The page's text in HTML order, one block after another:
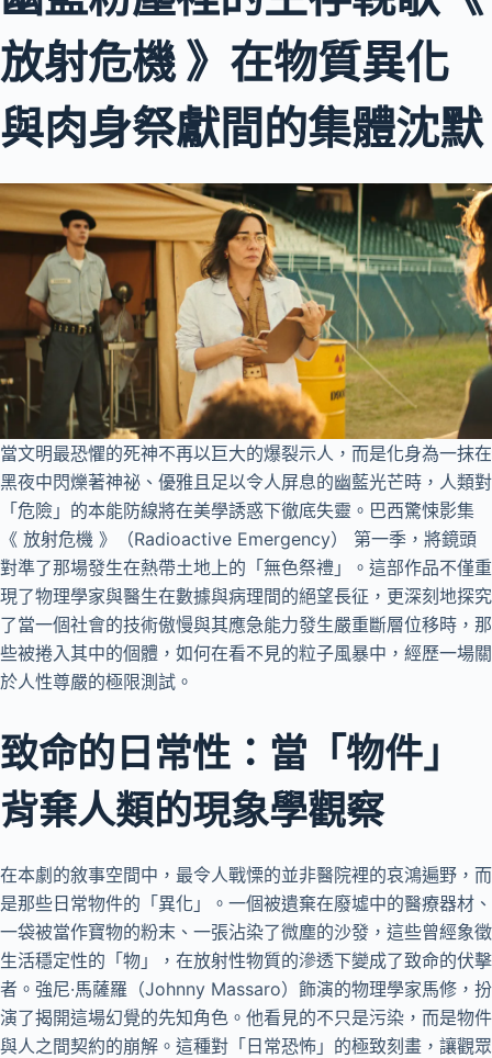
放射危機 》在物質異化
與肉身祭獻間的集體沈默
當文明最恐懼的死神不再以巨大的爆裂示人，而是化身為一抹在
黑夜中閃爍著神祕、優雅且足以令人屏息的幽藍光芒時，人類對
「危險」的本能防線將在美學誘惑下徹底失靈。巴西驚悚影集
《 放射危機 》（Radioactive Emergency） 第一季，將鏡頭
對準了那場發生在熱帶土地上的「無色祭禮」。這部作品不僅重
現了物理學家與醫生在數據與病理間的絕望長征，更深刻地探究
了當一個社會的技術傲慢與其應急能力發生嚴重斷層位移時，那
些被捲入其中的個體，如何在看不見的粒子風暴中，經歷一場關
於人性尊嚴的極限測試。
致命的日常性：當「物件」
背棄人類的現象學觀察
在本劇的敘事空間中，最令人戰慄的並非醫院裡的哀鴻遍野，而
是那些日常物件的「異化」。一個被遺棄在廢墟中的醫療器材、
一袋被當作寶物的粉末、一張沾染了微塵的沙發，這些曾經象徵
生活穩定性的「物」，在放射性物質的滲透下變成了致命的伏擊
者。強尼·馬薩羅（Johnny Massaro）飾演的物理學家馬修，扮
演了揭開這場幻覺的先知角色。他看見的不只是污染，而是物件
與人之間契約的崩解。這種對「日常恐怖」的極致刻畫，讓觀眾